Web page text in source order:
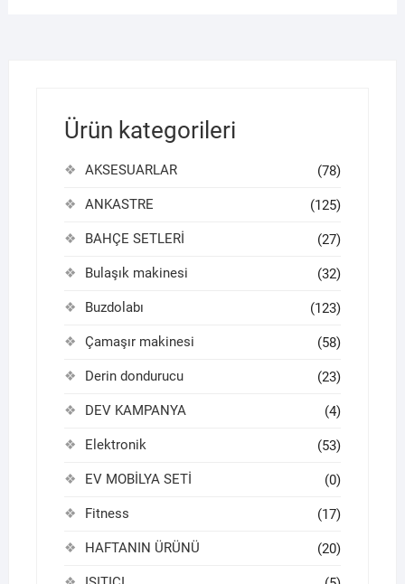
Ürün kategorileri
AKSESUARLAR (78)
ANKASTRE (125)
BAHÇE SETLERİ (27)
Bulaşık makinesi (32)
Buzdolabı (123)
Çamaşır makinesi (58)
Derin dondurucu (23)
DEV KAMPANYA (4)
Elektronik (53)
EV MOBİLYA SETİ (0)
Fitness (17)
HAFTANIN ÜRÜNÜ (20)